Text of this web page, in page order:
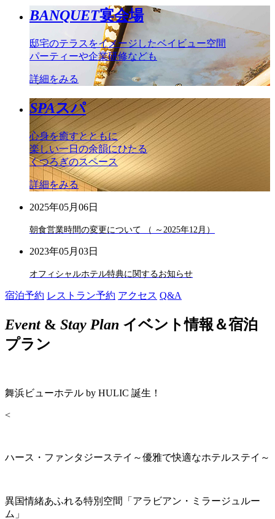
BANQUET宴会場
邸宅のテラスをイメージしたベイビュー空間
パーティーや企業研修なども
詳細をみる
SPAスパ
心身を癒すとともに
楽しい一日の余韻にひたる
くつろぎのスペース
詳細をみる
2025年05月06日
朝食営業時間の変更について （ ～2025年12月）
2023年05月03日
オフィシャルホテル特典に関するお知らせ
宿泊予約 レストラン予約 アクセス Q&A
Event& Stay Plan イベント情報＆宿泊
プラン
舞浜ビューホテル by HULIC 誕生！
<
ハース・ファンタジーステイ～優雅で快適なホテルステイ～
異国情緒あふれる特別空間「アラビアン・ミラージュルー
ム」